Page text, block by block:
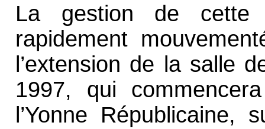
La gestion de cette
rapidement
l’extension de la salle
1997, qui
l’Yonne